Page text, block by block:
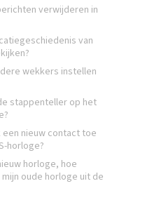
verwijderen in
van
wekkers instellen
stappenteller op het
een nieuw contact toe
horloge?
horloge, hoe
oude horloge uit de